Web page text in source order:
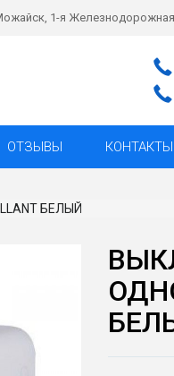
1-я
ОТЗЫВЫ КОНТАКТЫ
БЕЛЫЙ